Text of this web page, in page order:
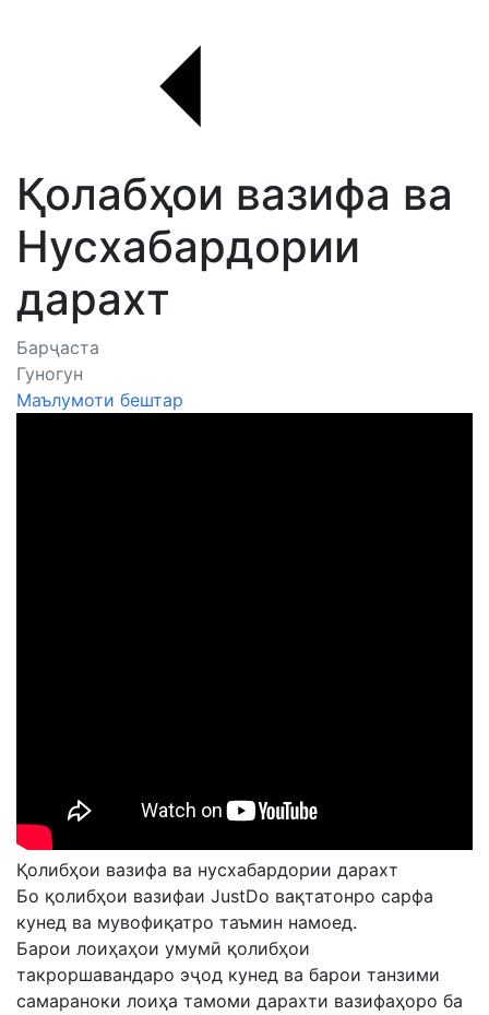
Қолабҳои вазифа ва
Нусхабардории
дарахт
Барҷаста
Гуногун
Маълумоти бештар
Қолибҳои вазифа ва нусхабардории дарахт
Бо қолибҳои вазифаи JustDo вақтатонро сарфа
кунед ва мувофиқатро таъмин намоед.
Барои лоиҳаҳои умумӣ қолибҳои
такроршавандаро эҷод кунед ва барои танзими
самараноки лоиҳа тамоми дарахти вазифаҳоро ба